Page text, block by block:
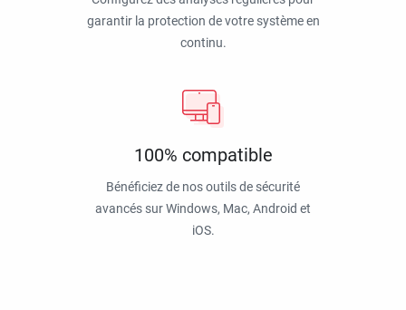
garantir la protection de votre système en
continu.
100% compatible
Bénéficiez de nos outils de sécurité
avancés sur Windows, Mac, Android et
iOS.